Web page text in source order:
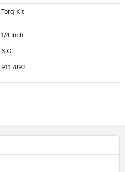
Torq-Kit
1/4 Inch
6 G
911.7892